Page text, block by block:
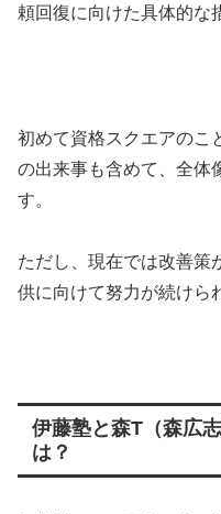
頼回復に向けた具体的な
初めて資格スクエアのこ
の出来事も含めて、全体
す。
ただし、現在では改善策
供に向けて努力が続けら
伊藤塾と森T（森広
は？